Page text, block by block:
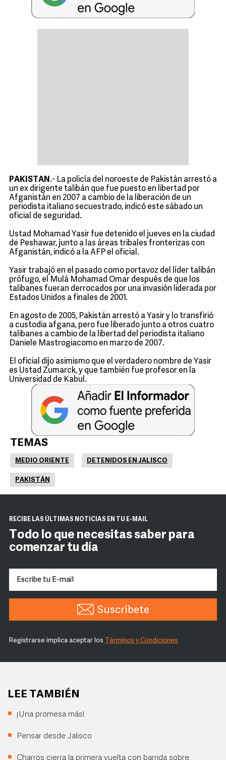
PAKISTAN .- La policía del noroeste de Pakistán arrestó a
un ex dirigente talibán que fue puesto en libertad por
Afganistán en 2007 a cambio de la liberación de un
periodista italiano secuestrado, indicó este sábado un
oficial de seguridad.
Ustad Mohamad Yasir fue detenido el jueves en la ciudad
de Peshawar, junto a las áreas tribales fronterizas con
Afganistán, indicó a la AFP el oficial.
Yasir trabajó en el pasado como portavoz del líder talibán
prófugo, el Mulá Mohamad Omar después de que los
talibanes fueran derrocados por una invasión liderada por
Estados Unidos a finales de 2001.
En agosto de 2005, Pakistán arrestó a Yasir y lo transfirió
a custodia afgana, pero fue liberado junto a otros cuatro
talibanes a cambio de la libertad del periodista italiano
Daniele Mastrogiacomo en marzo de 2007.
El oficial dijo asimismo que el verdadero nombre de Yasir
es Ustad Zumarck, y que también fue profesor en la
Universidad de Kabul.
TEMAS
MEDIO ORIENTE DETENIDOS EN JALISCO
PAKISTÁN
RECIBE LAS ÚLTIMAS NOTICIAS EN TU E-MAIL
Todo lo que necesitas saber para
comenzar tu día
Suscríbete
Registrarse implica aceptar los Términos y Condiciones
LEE TAMBIÉN
¡Una promesa más!
Pensar desde Jalisco
Charros cierra la primera vuelta con barrida sobre